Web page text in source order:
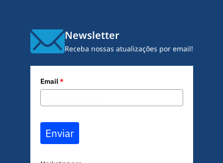
Newsletter
Receba nossas atualizações por email!
Email*
Enviar